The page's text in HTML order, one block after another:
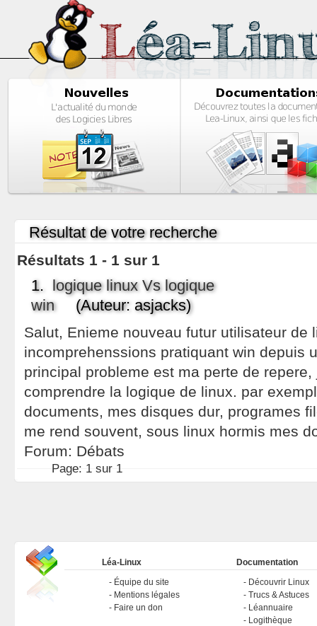
Résultat de votre recherche
Résultats 1 - 1 sur 1
1. logique linux Vs logique
win(Auteur: asjacks)
Salut, Enieme nouveau futur utilisateur de
incomprehenssions pratiquant win depuis
principal probleme est ma perte de
comprendre la logique de linux. par
documents, mes disques dur, programes
me rend souvent, sous linux hormis mes
Forum: Débats
Page: 1 sur 1
Léa-Linux
Équipe du site
Mentions légales
Faire un don
Documentation
Découvrir Linux
Trucs & Astuces
Léannuaire
Logithèque